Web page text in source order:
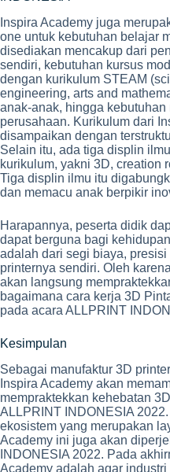
Inspira Academy juga
one untuk kebutuhan belajar
disediakan mencakup dari
sendiri, kebutuhan kursus
dengan kurikulum STEAM
engineering, arts and
anak-anak, hingga kebutuhan
perusahaan. Kurikulum dari
disampaikan dengan
Selain itu, ada tiga displin
kurikulum, yakni 3D, creation
Tiga displin ilmu itu
dan memacu anak berpikir
Harapannya, peserta didik
dapat berguna bagi
adalah dari segi biaya,
printernya sendiri. Oleh
akan langsung
bagaimana cara kerja 3D
pada acara ALLPRINT
Kesimpulan
Sebagai manufaktur 3D
Inspira Academy akan
mempraktekkan kehebatan
ALLPRINT INDONESIA
ekosistem yang merupakan
Academy ini juga akan
INDONESIA 2022. Pada
Academy adalah agar